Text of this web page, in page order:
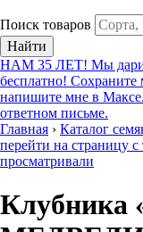
Поиск товаров
Найти
НАМ 35 ЛЕТ! Мы
бесплатно!
напишите мне в
ответном письме.
Главная › Каталог
перейти на страницу
просматривали